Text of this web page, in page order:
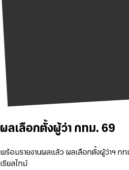
ผลเลือกตั้งผู้ว่า กทม. 69
พร้อมรายงานผลแล้ว ผลเลือกตั้งผู้ว่าฯ ก
เรียลไทม์